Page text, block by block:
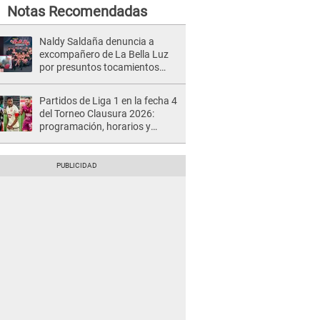
Notas Recomendadas
Naldy Saldaña denuncia a
excompañero de La Bella Luz
por presuntos tocamientos
Partidos de Liga 1 en la fecha 4
del Torneo Clausura 2026:
programación, horarios y